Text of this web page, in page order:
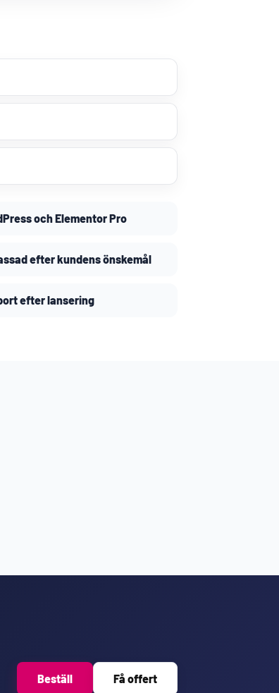
och Elementor Pro
efter kundens önskemål
efter lansering
Beställ Få offert